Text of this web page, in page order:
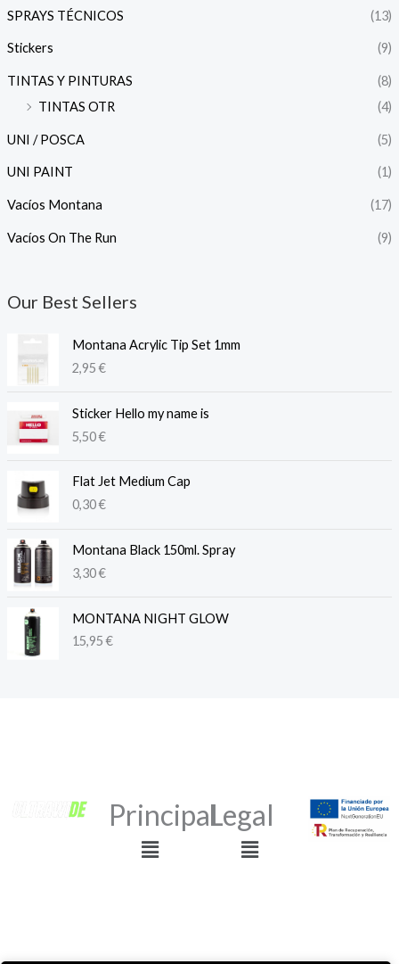
SPRAYS TÉCNICOS (13)
Stickers (9)
TINTAS Y PINTURAS
(8)
TINTAS OTR
(4)
UNI / POSCA (5)
UNI PAINT (1)
Vacíos Montana (17)
Vacíos On The Run (9)
Our Best Sellers
Montana Acrylic Tip Set 1mm
2,95€
Sticker Hello my name is
5,50€
Flat Jet Medium Cap
0,30€
Montana Black 150ml. Spray
3,30€
MONTANA NIGHT GLOW
15,95€
Principal
Menú
Legal
Menú